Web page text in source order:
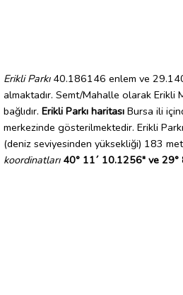
Erikli Parkı40.186146 enlem ve
almaktadır. Semt/Mahalle olarak Erikli
bağlıdır. Erikli Parkı haritası Bursa ili
merkezinde gösterilmektedir. Erikli
(deniz seviyesinden yüksekliği) 183
koordinatları 40° 11´ 10.1256" ve